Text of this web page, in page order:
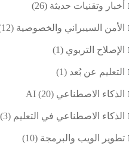
أخبار وتقنيات حديثة
الأمن السيبراني والخصوصية
الإصلاح التربوي
التعليم عن بُعد
الذكاء الاصطناعي AI (20)
الذكاء الاصطناعي في التعليم
تطوير الويب والبرمجة